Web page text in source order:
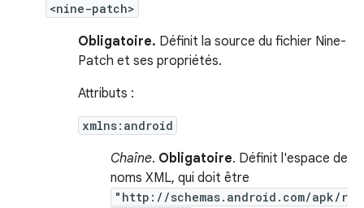
<nine-patch>
Obligatoire. Définit la source du fichier Nine-
Patch et ses propriétés.
Attributs :
xmlns:android
Chaîne. Obligatoire. Définit l'espace de
noms XML, qui doit être
"http://schemas.android.com/apk/r